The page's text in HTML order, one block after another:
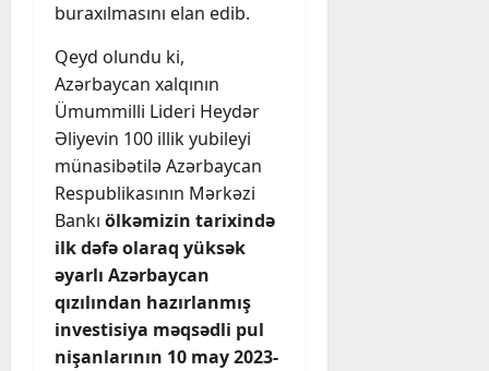
buraxılmasını elan edib.
Qeyd olundu ki,
Azərbaycan xalqının
Ümummilli Lideri Heydər
Əliyevin 100 illik yubileyi
münasibətilə Azərbaycan
Respublikasının Mərkəzi
Bankı ölkəmizin tarixində
ilk dəfə olaraq yüksək
əyarlı Azərbaycan
qızılından hazırlanmış
investisiya məqsədli pul
nişanlarının 10 may 2023-